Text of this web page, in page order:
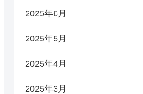
2025年6月
2025年5月
2025年4月
2025年3月